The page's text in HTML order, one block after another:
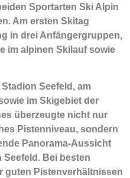
Sportarten Ski Alpin
Am ersten Skitag
in drei Anfängergruppen,
im alpinen Skilauf sowie
Seefeld, am
im Skigebiet der
überzeugte nicht nur
Pistenniveau, sondern
Panorama-Aussicht
Bei besten
guten Pistenverhältnissen